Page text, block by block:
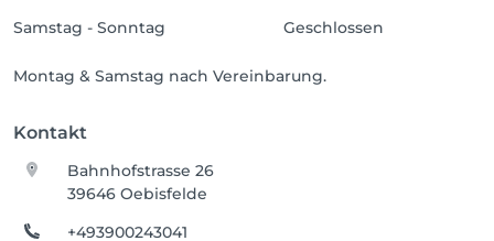
Samstag - Sonntag
Geschlossen
Montag & Samstag nach Vereinbarung.
Kontakt
Bahnhofstrasse 26
39646 Oebisfelde
+493900243041